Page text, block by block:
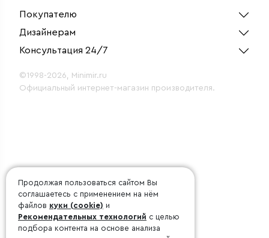
Покупателю
Дизайнерам
Консультация 24/7
©1998-2026, Minimir.ru
Официальный интернет-магазин производителя.
Продолжая пользоваться сайтом Вы
соглашаетесь с применением на нём
файлов куки (cookie) и
Рекомендательных технологий с целью
подбора контента на основе анализа